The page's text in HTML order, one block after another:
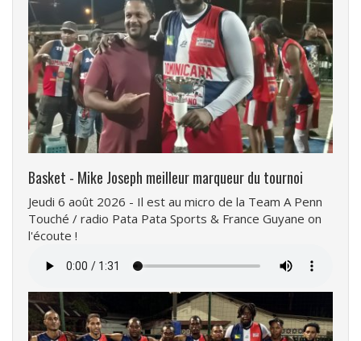
Basket - Mike Joseph meilleur marqueur du tournoi
Jeudi 6 août 2026 - Il est au micro de la Team A Penn
Touché / radio Pata Pata Sports & France Guyane on
l'écoute !
audio